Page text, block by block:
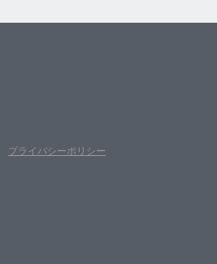
プライバシーポリシー